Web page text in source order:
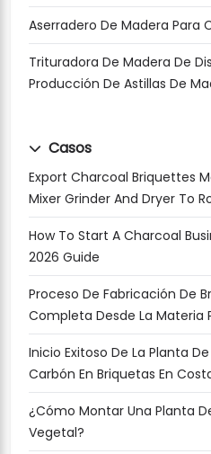
Aserradero De Madera Para
Trituradora De Madera De
Producción De Astillas De
Casos
Export Charcoal Briquettes
Mixer Grinder And Dryer To
How To Start A Charcoal
2026 Guide
Proceso De Fabricación De
Completa Desde La Materia
Inicio Exitoso De La Planta
Carbón En Briquetas En
¿Cómo Montar Una Planta
Vegetal?